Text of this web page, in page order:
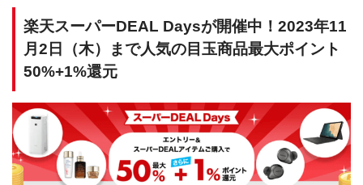
楽天スーパーDEAL Daysが開催中！2023年11
月2日（木）まで人気の目玉商品最大ポイント
50%+1%還元